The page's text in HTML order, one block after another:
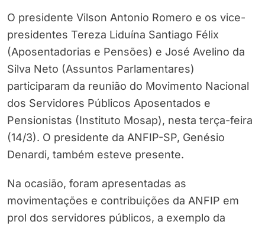
O presidente Vilson Antonio Romero e os vice-
presidentes Tereza Liduína Santiago Félix
(Aposentadorias e Pensões) e José Avelino da
Silva Neto (Assuntos Parlamentares)
participaram da reunião do Movimento Nacional
dos Servidores Públicos Aposentados e
Pensionistas (Instituto Mosap), nesta terça-feira
(14/3). O presidente da ANFIP-SP, Genésio
Denardi, também esteve presente.
Na ocasião, foram apresentadas as
movimentações e contribuições da ANFIP em
prol dos servidores públicos, a exemplo da